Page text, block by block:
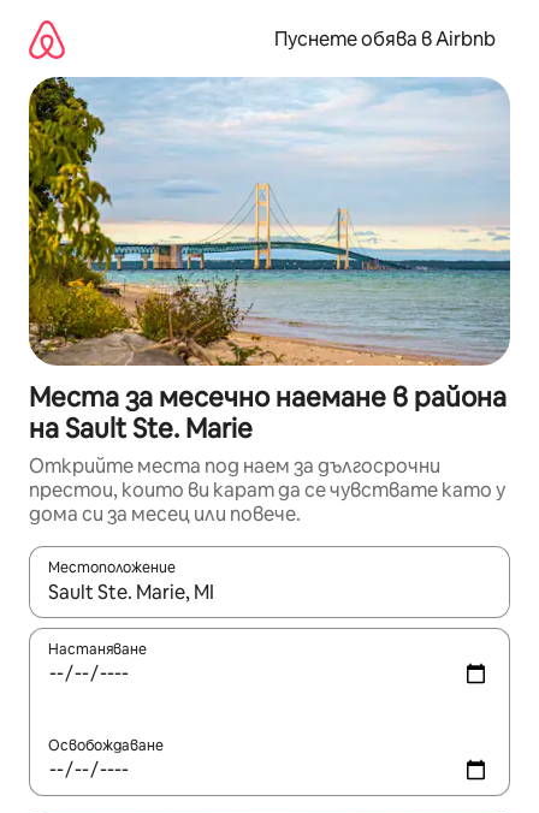
съдържанието
Пуснете обява в Airbnb
Места за месечно наемане в района
на Sault Ste. Marie
Открийте места под наем за дългосрочни
престои, които ви карат да се чувствате като у
дома си за месец или повече.
Местоположение
Когато резултатите се покажат, използвайте
Настаняване
Освобождаване